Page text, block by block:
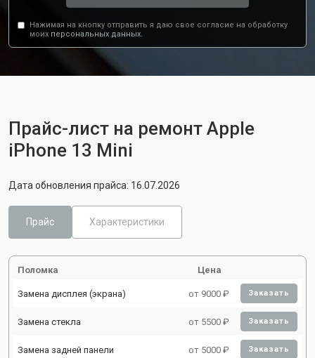
Нажимая на кнопку отправить я даю свое согласие на обработку
моих персональных данных.
Прайс-лист на ремонт Apple
iPhone 13 Mini
Дата обновления прайса: 16.07.2026
Прайс Характеристики
Поломка Цена
Замена дисплея (экрана) от 9000 ₽ Заказать
Замена стекла от 5500 ₽ Заказать
Замена задней панели от 5000 ₽ Заказать